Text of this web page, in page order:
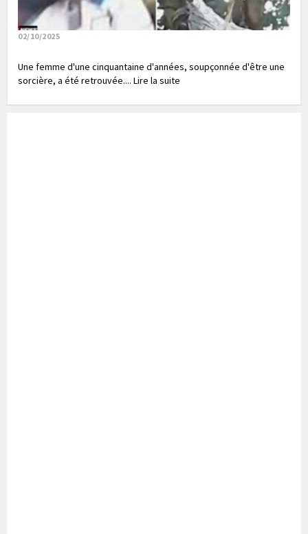
02/10/2025
Une femme d'une cinquantaine d'années, soupçonnée d'être une
sorcière, a été retrouvée.... Lire la suite